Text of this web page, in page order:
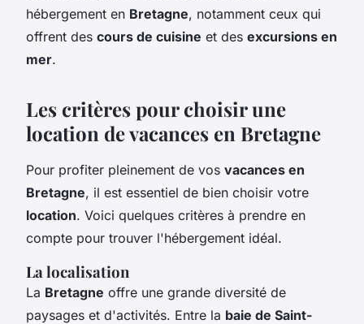
hébergement en Bretagne, notamment ceux qui
offrent des cours de cuisine et des excursions en
mer.
Les critères pour choisir une
location de vacances en Bretagne
Pour profiter pleinement de vos vacances en
Bretagne, il est essentiel de bien choisir votre
location. Voici quelques critères à prendre en
compte pour trouver l'hébergement idéal.
La localisation
La Bretagne offre une grande diversité de
paysages et d'activités. Entre la baie de Saint-